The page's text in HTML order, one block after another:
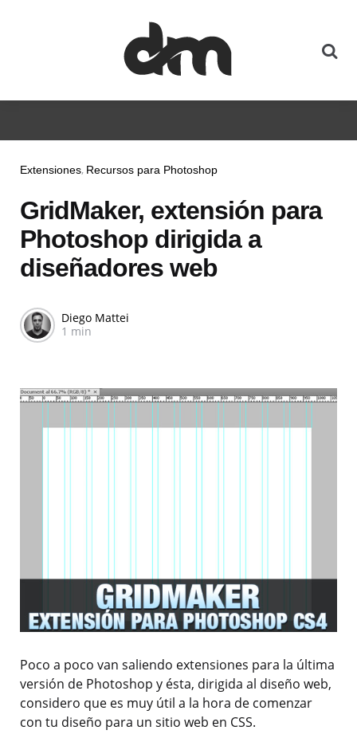
Extensiones Recursos para Photoshop
GridMaker, extensión para
Photoshop dirigida a
diseñadores web
Diego Mattei
1 min
Poco a poco van saliendo extensiones para la última
versión de Photoshop y ésta, dirigida al diseño web,
considero que es muy útil a la hora de comenzar
con tu diseño para un sitio web en CSS.